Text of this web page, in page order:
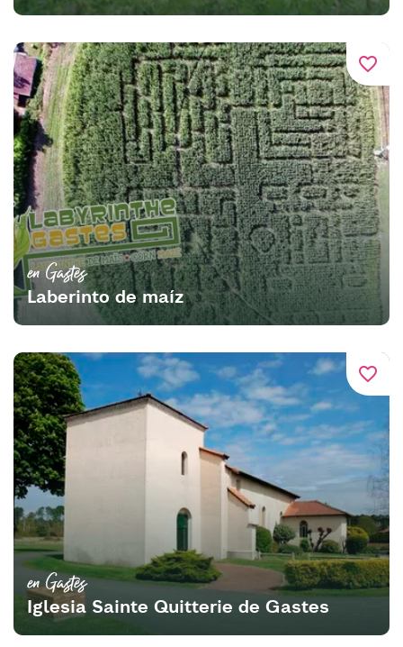
favorite_border
en Gastes
Laberinto de maíz
favorite_border
en Gastes
Iglesia Sainte Quitterie de Gastes